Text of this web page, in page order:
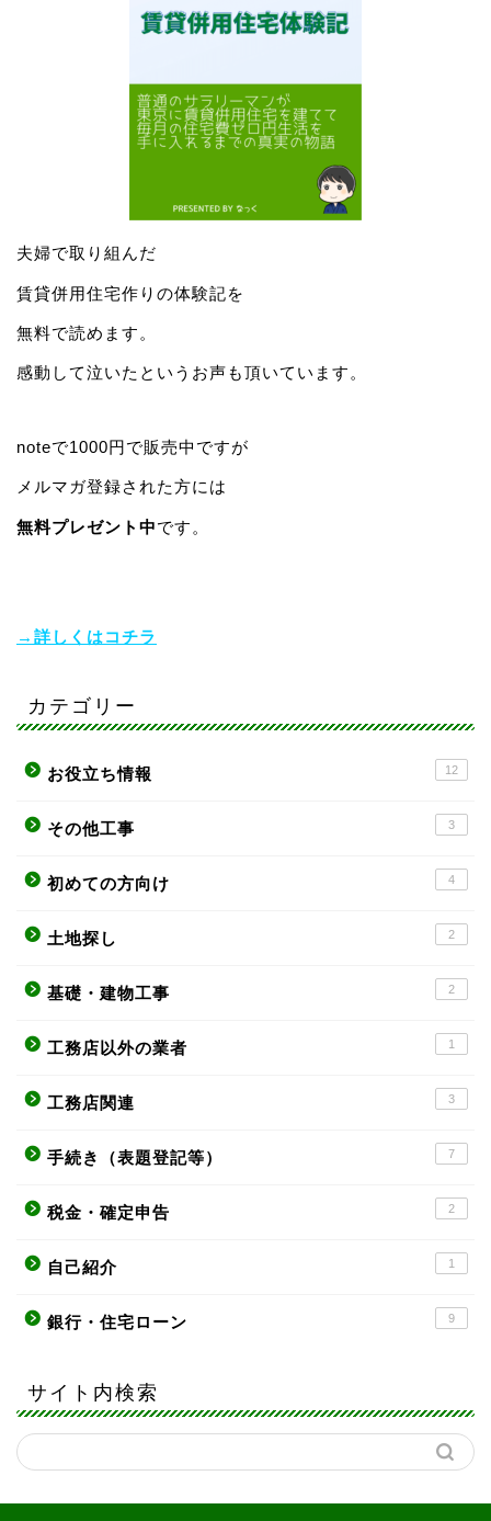
夫婦で取り組んだ
賃貸併用住宅作りの体験記を
無料で読めます。
感動して泣いたというお声も頂いています。
noteで1000円で販売中ですが
メルマガ登録された方には
無料プレゼント中です。
→詳しくはコチラ
カテゴリー
お役立ち情報 12
その他工事 3
初めての方向け 4
土地探し 2
基礎・建物工事 2
工務店以外の業者 1
工務店関連 3
手続き（表題登記等） 7
税金・確定申告 2
自己紹介 1
銀行・住宅ローン 9
サイト内検索